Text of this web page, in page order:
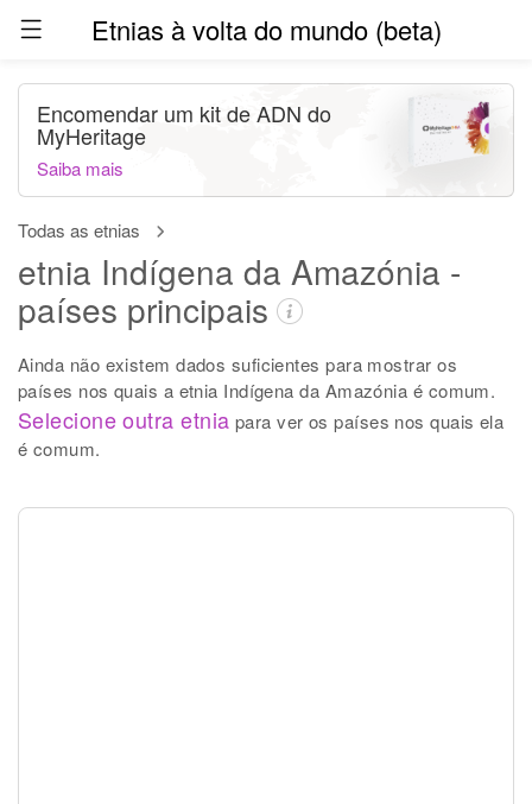
Etnias à volta do mundo (beta)
Todas as etnias
etnia Indígena da Amazónia -
países principais
Ainda não existem dados suficientes para mostrar os
países nos quais a etnia Indígena da Amazónia é comum.
Selecione outra etnia para ver os países nos quais ela
é comum.
Encomendar um kit de ADN do
MyHeritage
Saiba mais